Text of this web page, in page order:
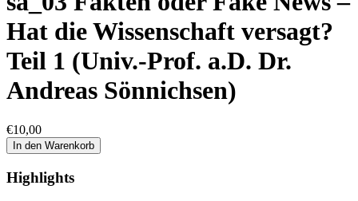
Hat die Wissenschaft versagt?
Teil 1 (Univ.-Prof. a.D. Dr.
Andreas Sönnichsen)
€10,00
In den Warenkorb
Highlights